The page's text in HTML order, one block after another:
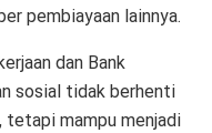
pembiayaan lainnya.
dan Bank
sosial tidak berhenti
tetapi mampu menjadi